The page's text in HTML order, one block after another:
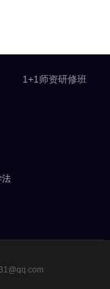
1+1师资研修班
法